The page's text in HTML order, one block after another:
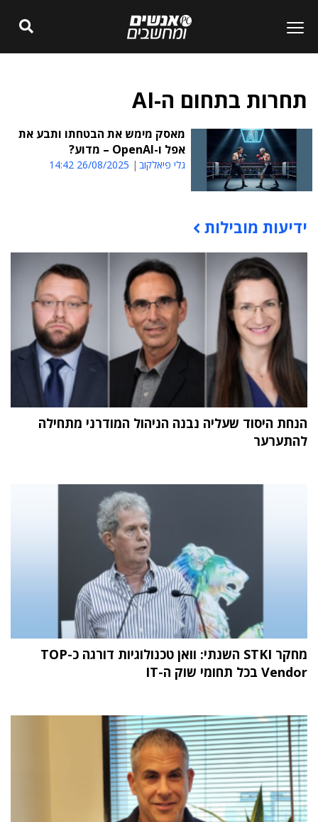
תחרות בתחום ה-AI
מאסק מימש את הבטחתו ותבע את
אפל ו-OpenAI – מדוע?
גלי פיאלקוב 26/08/2025 14:42
תוכן פרסומי
ידיעות מובילות
הנחת היסוד שעליה נבנה הניהול המודרני מתחילה
להתערער
מחקר STKI השנתי: וואן טכנולוגיות דורגה כ-TOP
Vendor בכל תחומי שוק ה-IT